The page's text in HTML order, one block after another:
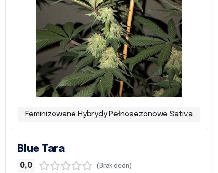
Feminizowane Hybrydy Pełnosezonowe Sativa
Blue Tara
0,0 (Brak ocen)